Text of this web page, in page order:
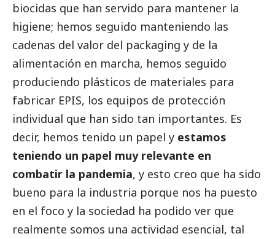
biocidas que han servido para mantener la
higiene; hemos seguido manteniendo las
cadenas del valor del packaging y de la
alimentación en marcha, hemos seguido
produciendo plásticos de materiales para
fabricar EPIS, los equipos de protección
individual que han sido tan importantes. Es
decir, hemos tenido un papel y estamos
teniendo un papel muy relevante en
combatir la pandemia, y esto creo que ha sido
bueno para la industria porque nos ha puesto
en el foco y la sociedad ha podido ver que
realmente somos una actividad esencial, tal